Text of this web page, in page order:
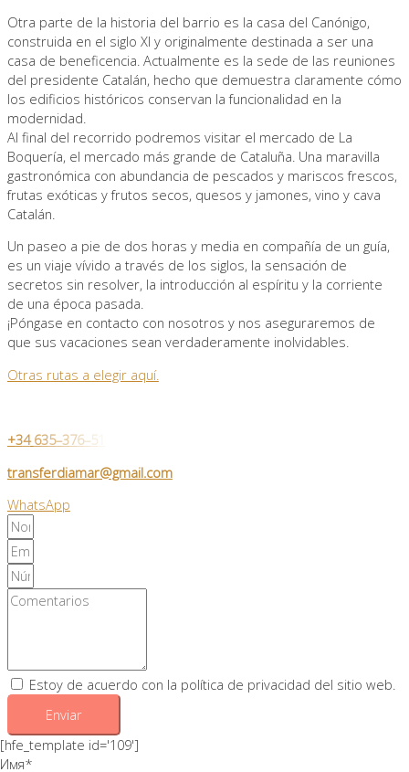
Otra parte de la historia del barrio es la casa del Canónigo,
construida en el siglo XI y originalmente destinada a ser una
casa de beneficencia. Actualmente es la sede de las reuniones
del presidente Catalán, hecho que demuestra claramente cómo
los edificios históricos conservan la funcionalidad en la
modernidad.
Al final del recorrido podremos visitar el mercado de La
Boquería, el mercado más grande de Cataluña. Una maravilla
gastronómica con abundancia de pescados y mariscos frescos,
frutas exóticas y frutos secos, quesos y jamones, vino y cava
Catalán.
Un paseo a pie de dos horas y media en compañía de un guía,
es un viaje vívido a través de los siglos, la sensación de
secretos sin resolver, la introducción al espíritu y la corriente
de una época pasada.
¡Póngase en contacto con nosotros y nos aseguraremos de
que sus vacaciones sean verdaderamente inolvidables.
Otras rutas a elegir aquí.
+34 635–376–51
transferdiamar@gmail.com
WhatsApp
Estoy de acuerdo con la política de privacidad del sitio web.
Enviar
[hfe_template id='109']
Имя*